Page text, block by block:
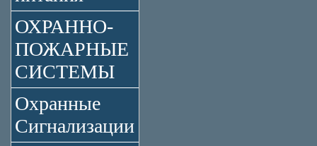
ОХРАННО-
ПОЖАРНЫЕ
СИСТЕМЫ
Охранные
Сигнализации